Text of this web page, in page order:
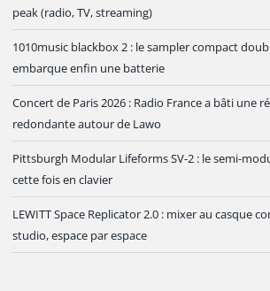
peak (radio, TV, streaming)
1010music blackbox 2 : le sampler compact
embarque enfin une batterie
Concert de Paris 2026 : Radio France a bâti une
redondante autour de Lawo
Pittsburgh Modular Lifeforms SV-2 : le semi-
cette fois en clavier
LEWITT Space Replicator 2.0 : mixer au casque
studio, espace par espace